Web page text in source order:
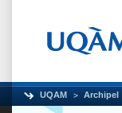
UQAM Archipel